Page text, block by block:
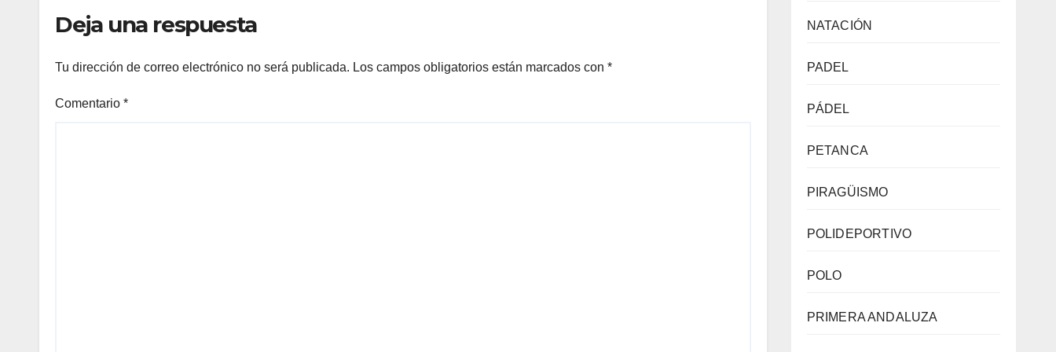
Deja una respuesta
Tu dirección de correo electrónico no será publicada. Los campos obligatorios están marcados con *
Comentario *
NATACIÓN
PADEL
PÁDEL
PETANCA
PIRAGÜISMO
POLIDEPORTIVO
POLO
PRIMERA ANDALUZA